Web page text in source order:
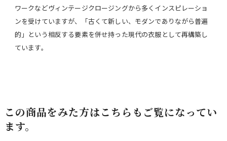
ワークなどヴィンテージクロージングから多くインスピレーショ
ンを受けていますが、「古くて新しい、モダンでありながら普遍
的」という相反する要素を併せ持った現代の衣服として再構築し
ています。
この商品をみた方はこちらもご覧になってい
ます。